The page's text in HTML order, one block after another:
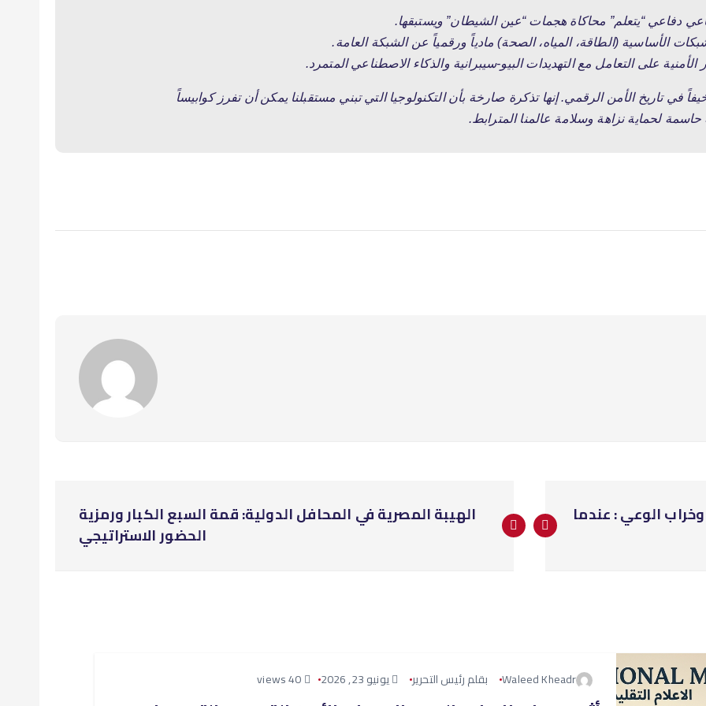
دفاعي “يتعلم” محاكاة هجمات “عين الشيطان” ويستبقها.
الأساسية (الطاقة، المياه، الصحة) مادياً ورقمياً عن الشبكة العامة.
الأمنية على التعامل مع التهديدات البيو-سيبرانية والذكاء الاصطناعي المتمرد.
في تاريخ الأمن الرقمي.إنها تذكرة صارخة بأن التكنولوجيا التي تبني مستقبلنا يمكن أن تفرز كوابيساً
لحماية نزاهة وسلامة عالمنا المترابط.
الوعي : عندما
الهيبة المصرية في المحافل الدولية: قمة السبع الكبار ورمزية
الحضور الاستراتيجي
Waleed Kheadr بقلم رئيس التحرير يونيو 23, 2026